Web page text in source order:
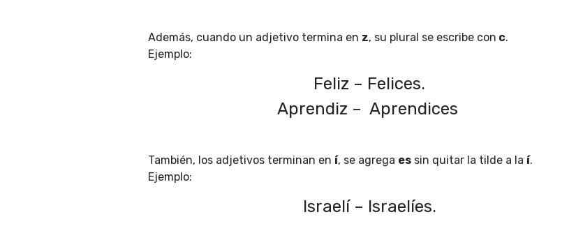
Además, cuando un adjetivo termina en z, su plural se escribe con c.
Ejemplo:
Feliz – Felices.
Aprendiz – Aprendices
También, los adjetivos terminan en í, se agrega es sin quitar la tilde a la í.
Ejemplo:
Israelí – Israelíes.